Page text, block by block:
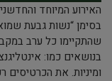
האירוע המיוחד
שהתקיימו כל ערב
בנושאים כמו:
ומיניות. את